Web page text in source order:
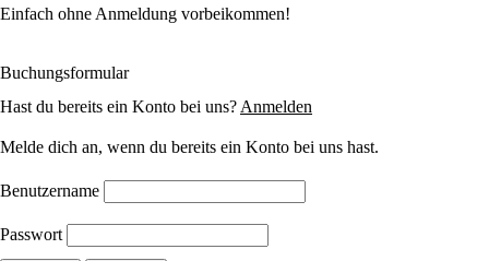
Einfach ohne Anmeldung vorbeikommen!
Buchungsformular
Hast du bereits ein Konto bei uns? Anmelden
Melde dich an, wenn du bereits ein Konto bei uns hast.
Benutzername
Passwort